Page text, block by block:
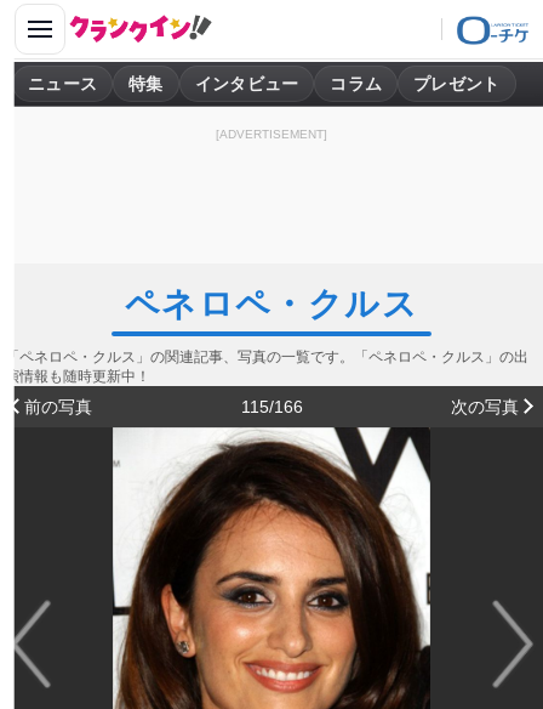
ニュース 特集 インタビュー コラム プレゼント
[ADVERTISEMENT]
ペネロペ・クルス
「ペネロペ・クルス」の関連記事、写真の一覧です。「ペネロペ・クルス」の出
演情報も随時更新中！
前の写真 115/166 次の写真